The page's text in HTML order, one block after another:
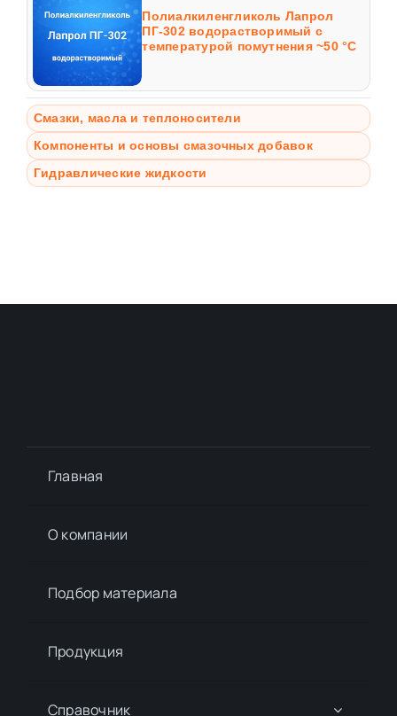
Полиалкиленгликоль Лапрол
ПГ-302 водорастворимый с
температурой помутнения ~50 °C
Смазки, масла и теплоносители
Компоненты и основы смазочных добавок
Гидравлические жидкости
Главная
О компании
Подбор материалa
Продукция
Справочник